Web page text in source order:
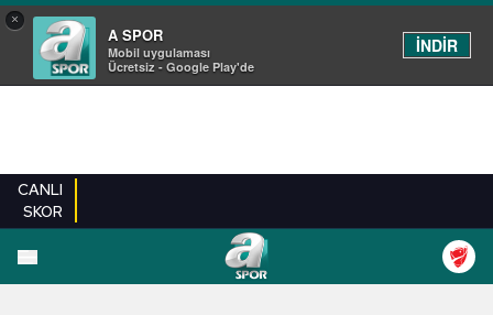
×
A SPOR
Mobil uygulaması
Ücretsiz - Google Play'de
İNDİR
CANLI
SKOR